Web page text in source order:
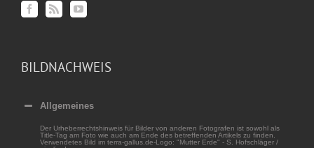
BILDNACHWEIS
Allgemeines
Der Urheberrechtshinweis für Bilder von anderen Fotografen ist sowohl als
Title-Tag am Foto wie auch am Ende des betreffenden Artikels zu finden.
Verwendetes Bild im terra-gallus.de-Logo: "Mutter Erde" - S. Hofschläger /